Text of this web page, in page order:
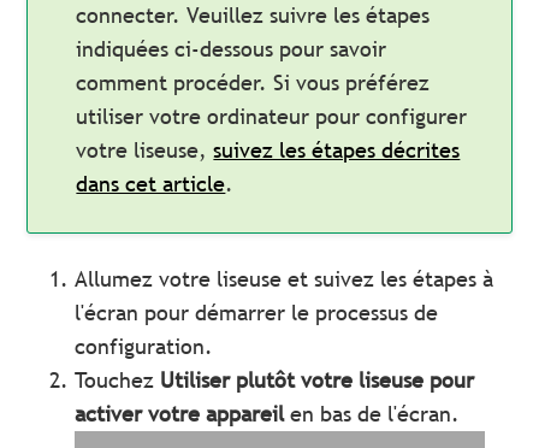
connecter. Veuillez suivre les étapes
indiquées ci-dessous pour savoir
comment procéder. Si vous préférez
utiliser votre ordinateur pour configurer
votre liseuse,suivez les étapes décrites
dans cet article.
Allumez votre liseuse et suivez les étapes à
l'écran pour démarrer le processus de
configuration.
Touchez Utiliser plutôt votre liseuse pour
activer votre appareilen bas de l'écran.